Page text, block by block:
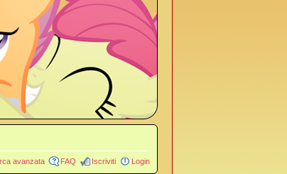
avanzata FAQ Iscriviti Login